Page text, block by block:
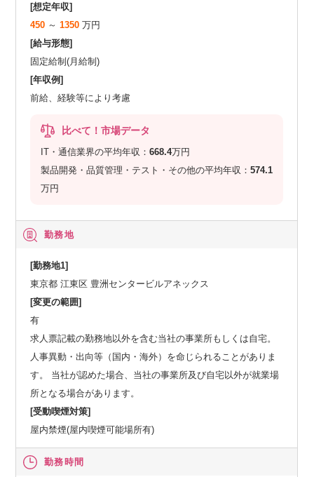
[想定年収]
450 ～1350 万円
[給与形態]
固定給制(月給制)
[年収例]
前給、経験等により考慮
比べて！市場データ
IT・通信業界の平均年収：668.4万円
製品開発・品質管理・テスト・その他の平均年収：574.1
万円
勤務地
[勤務地1]
東京都 江東区 豊洲センタービルアネックス
[変更の範囲]
有
求人票記載の勤務地以外を含む当社の事業所もしくは自宅。
人事異動・出向等（国内・海外）を命じられることがありま
す。 当社が認めた場合、当社の事業所及び自宅以外が就業場
所となる場合があります。
[受動喫煙対策]
屋内禁煙(屋内喫煙可能場所有)
勤務時間